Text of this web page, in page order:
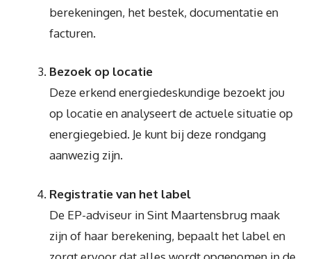
berekeningen, het bestek, documentatie en
facturen.
Bezoek op locatie
Deze erkend energiedeskundige bezoekt jou
op locatie en analyseert de actuele situatie op
energiegebied. Je kunt bij deze rondgang
aanwezig zijn.
Registratie van het label
De EP-adviseur in Sint Maartensbrug maak
zijn of haar berekening, bepaalt het label en